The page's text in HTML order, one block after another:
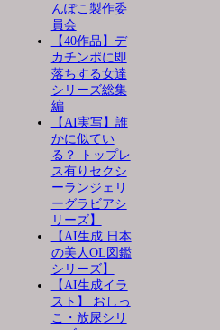
んぽこ製作委
員会
【40作品】デ
カチンポに即
落ちする女達
シリーズ総集
編
【AI実写】誰
かに似てい
る？ トップレ
ス有りセクシ
ーランジェリ
ーグラビアシ
リーズ】
【AI生成 日本
の美人OL図鑑
シリーズ】
【AI生成イラ
スト】 おしっ
こ・放尿シリ